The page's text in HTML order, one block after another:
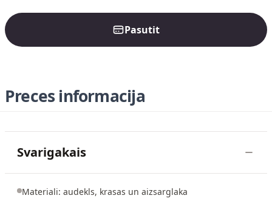
Pasutit
Preces informacija
Svarigakais
Materiali: audekls, krasas un aizsarglaka